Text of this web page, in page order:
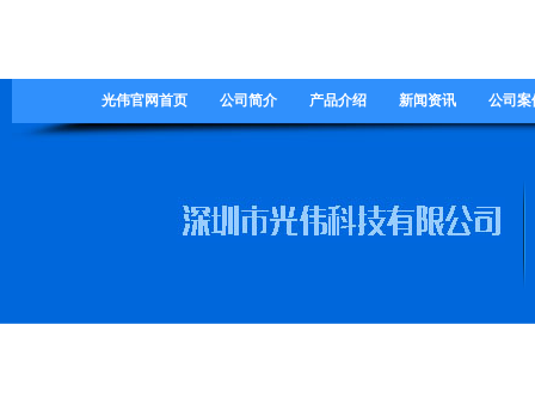
光伟官网首页 公司简介 产品介绍 新闻资讯 公司案